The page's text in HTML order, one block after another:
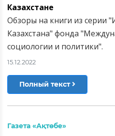
Казахстане
Обзоры на книги из серии
Казахстана" фонда
социологии и политики".
15.12.2022
Полный текст
Газета «Ақтөбе»